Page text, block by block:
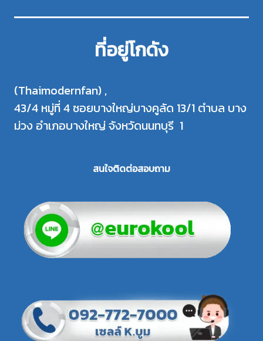
ที่อยู่โกดัง
(Thaimodernfan) ,
43/4 หมู่ที่ 4 ซอยบางใหญ่บางคูลัด 13/1 ตำบล บาง
ม่วง อำเภอบางใหญ่ จังหวัดนนทบุรี 1
สนใจติดต่อสอบถาม